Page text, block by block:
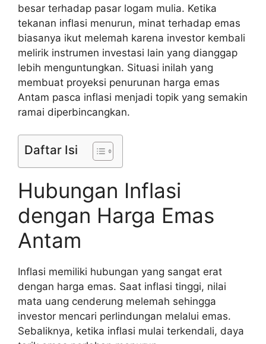
besar terhadap pasar logam mulia. Ketika
tekanan inflasi menurun, minat terhadap emas
biasanya ikut melemah karena investor kembali
melirik instrumen investasi lain yang dianggap
lebih menguntungkan. Situasi inilah yang
membuat proyeksi penurunan harga emas
Antam pasca inflasi menjadi topik yang semakin
ramai diperbincangkan.
Daftar Isi
Hubungan Inflasi
dengan Harga Emas
Antam
Inflasi memiliki hubungan yang sangat erat
dengan harga emas. Saat inflasi tinggi, nilai
mata uang cenderung melemah sehingga
investor mencari perlindungan melalui emas.
Sebaliknya, ketika inflasi mulai terkendali, daya